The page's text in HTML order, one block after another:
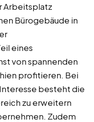
Arbeitsplatz
Bürogebäude in
eines
von spannenden
profitieren. Bei
besteht die
zu erweitern
Zudem